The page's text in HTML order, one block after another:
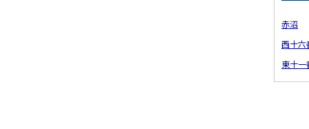
赤沼
西十六
東十一